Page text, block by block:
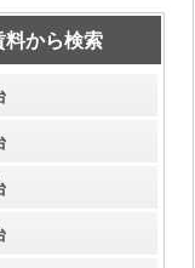
料から検索